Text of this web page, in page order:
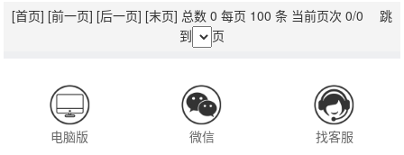
[首页] [前一页] [后一页] [末页] 总数 0 每页 100 条 当前页次 0/0 跳
到
页
电脑版 微信
找客服